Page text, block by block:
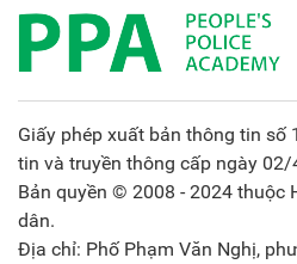
Giấy phép xuất bản thông tin số
tin và truyền thông cấp ngày
Bản quyền © 2008 - 2024 thuộc
dân.
Địa chỉ: Phố Phạm Văn Nghị,